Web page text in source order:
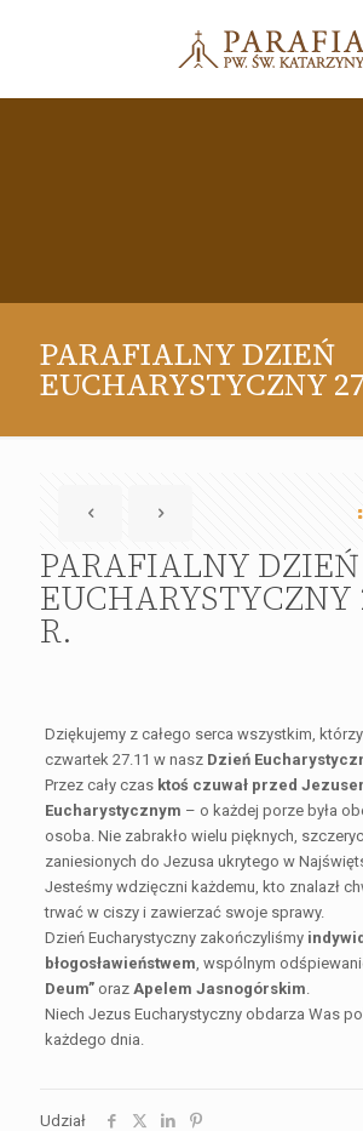
PARAFIALNY DZIEŃ
EUCHARYSTYCZNY
PARAFIALNY DZIEŃ
EUCHARYSTYCZNY
R.
Dziękujemy z całego serca wszystkim,
czwartek 27.11 w nasz Dzień
Przez cały czas ktoś czuwał przed
Eucharystycznym – o każdej porze była
osoba. Nie zabrakło wielu pięknych,
zaniesionych do Jezusa ukrytego w
Jesteśmy wdzięczni każdemu, kto znalazł
trwać w ciszy i zawierzać swoje sprawy.
Dzień Eucharystyczny zakończyliśmy
błogosławieństwem, wspólnym
Deum”oraz Apelem Jasnogórskim.
Niech Jezus Eucharystyczny obdarza Was
każdego dnia.
Udział